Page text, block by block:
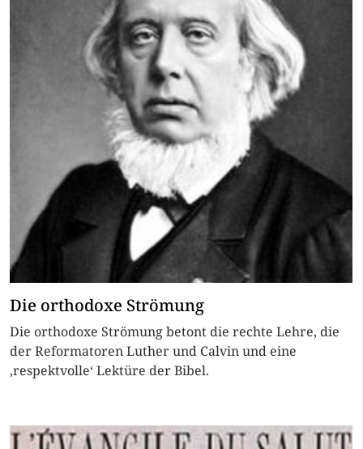
Die orthodoxe Strömung
Die orthodoxe Strömung betont die rechte Lehre, die
der Reformatoren Luther und Calvin und eine
‚respektvolle‘ Lektüre der Bibel.